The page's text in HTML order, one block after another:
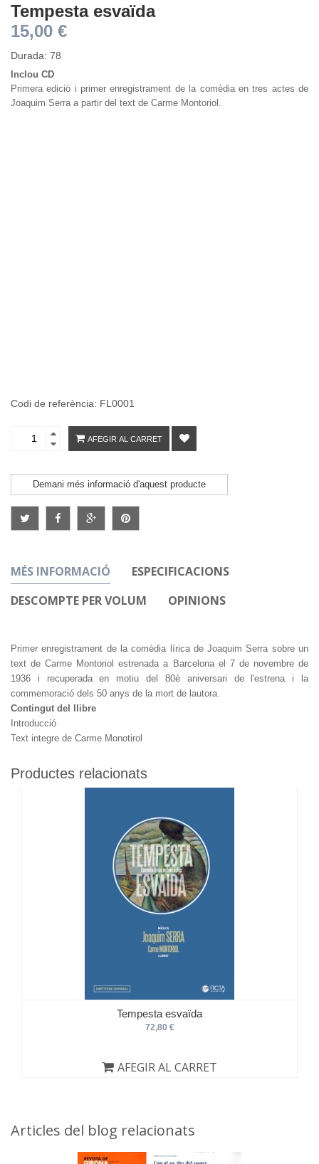
Tempesta esvaïda
15,00 €
Durada: 78
Inclou CD
Primera edició i primer enregistrament de la comèdia en tres actes de
Joaquim Serra a partir del text de Carme Montoriol.
Codi de referència: FL0001
AFEGIR AL CARRET
Demani més informació d'aquest producte
MÉS INFORMACIÓ
ESPECIFICACIONS
DESCOMPTE PER VOLUM
OPINIONS
Primer enregistrament de la comèdia lírica de Joaquim Serra sobre un
text de Carme Montoriol estrenada a Barcelona el 7 de novembre de
1936 i recuperada en motiu del 80è aniversari de l'estrena i la
commemoració dels 50 anys de la mort de lautora.
Contingut del llibre
Introducció
Text integre de Carme Monotirol
Productes relacionats
Tempesta esvaïda
72,80 €
AFEGIR AL CARRET
Articles del blog relacionats